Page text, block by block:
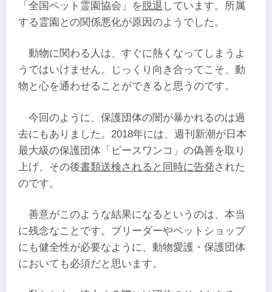
「全国ペット霊園協会」を脱退 しています。所属
する霊園との関係悪化が原因のようでした。
動物に関わる人は、すぐに熱くなってしまうよ
うではいけません。じっくり向き合ってこそ、動
物と心を通わせることができると思うのです。
今回のように、保護団体の闇が暴かれるのは過
去にもありました。2018年には、週刊新潮が日本
最大級の保護団体「ピースワンコ」の偽善を取り
上げ、その後書類送検されると同時に告発された
のです。
善意がこのような結果になるというのは、本当
に残念なことです。ブリーダーやペットショップ
にも健全性が必要なように、動物愛護・保護団体
においても必須だと思います。